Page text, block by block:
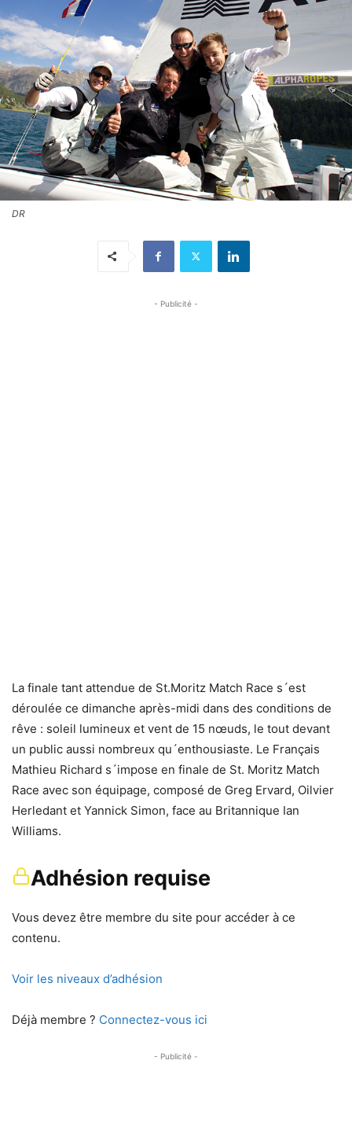
DR
- Publicité -
La finale tant attendue de St.Moritz Match Race s´est
déroulée ce dimanche après-midi dans des conditions de
rêve : soleil lumineux et vent de 15 nœuds, le tout devant
un public aussi nombreux qu´enthousiaste. Le Français
Mathieu Richard s´impose en finale de St. Moritz Match
Race avec son équipage, composé de Greg Ervard, Oilvier
Herledant et Yannick Simon, face au Britannique Ian
Williams.
Adhésion requise
Vous devez être membre du site pour accéder à ce
contenu.
Voir les niveaux d’adhésion
Déjà membre ? Connectez-vous ici
- Publicité -